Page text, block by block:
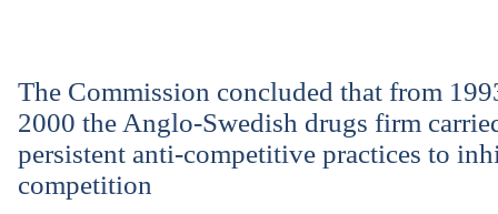
The Commission concluded that from
2000 the Anglo-Swedish drugs firm
persistent anti-competitive practices to
competition